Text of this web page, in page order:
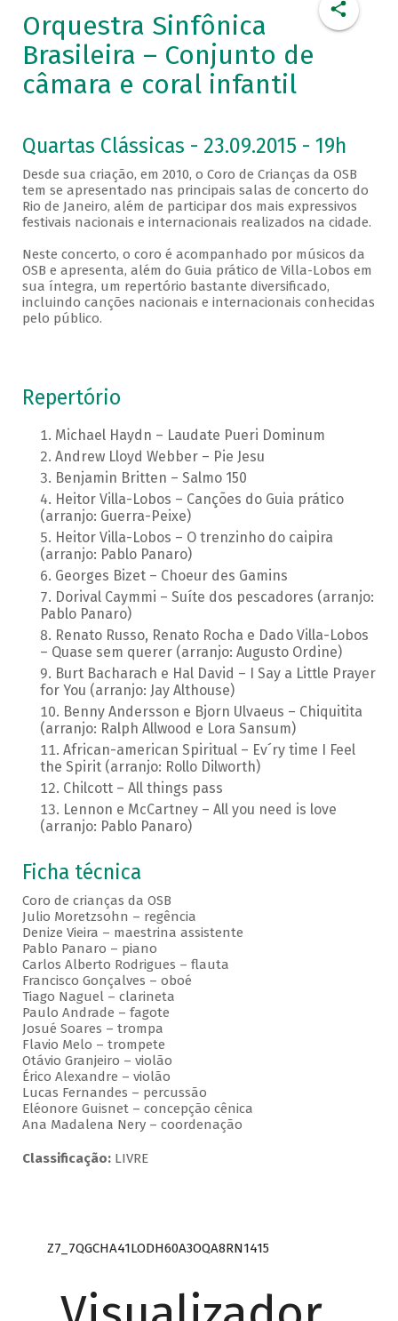
Orquestra Sinfônica
Brasileira – Conjunto de
câmara e coral infantil
Quartas Clássicas - 23.09.2015 - 19h
Desde sua criação, em 2010, o Coro de Crianças da OSB
tem se apresentado nas principais salas de concerto do
Rio de Janeiro, além de participar dos mais expressivos
festivais nacionais e internacionais realizados na cidade.
Neste concerto, o coro é acompanhado por músicos da
OSB e apresenta, além do Guia prático de Villa-Lobos em
sua íntegra, um repertório bastante diversificado,
incluindo canções nacionais e internacionais conhecidas
pelo público.
Repertório
Michael Haydn – Laudate Pueri Dominum
Andrew Lloyd Webber – Pie Jesu
Benjamin Britten – Salmo 150
Heitor Villa-Lobos – Canções do Guia prático
(arranjo: Guerra-Peixe)
Heitor Villa-Lobos – O trenzinho do caipira
(arranjo: Pablo Panaro)
Georges Bizet – Choeur des Gamins
Dorival Caymmi – Suíte dos pescadores (arranjo:
Pablo Panaro)
Renato Russo, Renato Rocha e Dado Villa-Lobos
– Quase sem querer (arranjo: Augusto Ordine)
Burt Bacharach e Hal David – I Say a Little Prayer
for You (arranjo: Jay Althouse)
Benny Andersson e Bjorn Ulvaeus – Chiquitita
(arranjo: Ralph Allwood e Lora Sansum)
African-american Spiritual – Ev´ry time I Feel
the Spirit (arranjo: Rollo Dilworth)
Chilcott – All things pass
Lennon e McCartney – All you need is love
(arranjo: Pablo Panaro)
Ficha técnica
Coro de crianças da OSB
Julio Moretzsohn – regência
Denize Vieira – maestrina assistente
Pablo Panaro – piano
Carlos Alberto Rodrigues – flauta
Francisco Gonçalves – oboé
Tiago Naguel – clarineta
Paulo Andrade – fagote
Josué Soares – trompa
Flavio Melo – trompete
Otávio Granjeiro – violão
Érico Alexandre – violão
Lucas Fernandes – percussão
Eléonore Guisnet – concepção cênica
Ana Madalena Nery – coordenação
Classificação:LIVRE
Z7_7QGCHA41LODH60A3OQA8RN1415